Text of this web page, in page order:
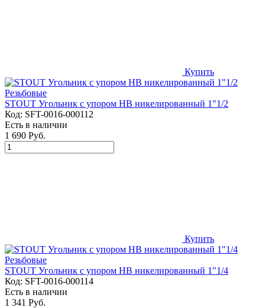
Купить
STOUT Угольник с упором НВ никелированный 1"1/2
Код: SFT-0016-000112
Есть в наличии
1 690 Руб.
Купить
STOUT Угольник с упором НВ никелированный 1"1/4
Код: SFT-0016-000114
Есть в наличии
1 341 Руб.